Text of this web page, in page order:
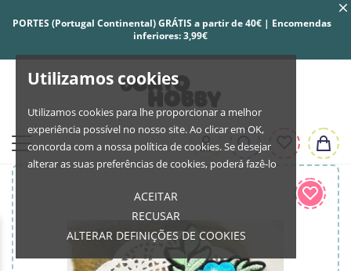
Utilizamos cookies
Utilizamos cookies para lhe proporcionar a melhor
experiência possível no nosso site. Ao clicar em OK,
concorda com a nossa política de cookies. Se desejar
alterar as suas preferências de cookies, poderá fazê-lo
ACEITAR
RECUSAR
ALTERAR DEFINIÇÕES DE COOKIES
PORTES (Portugal Continental) GRÁTIS a partir de 40€ | Encomendas
inferiores: 3,99€